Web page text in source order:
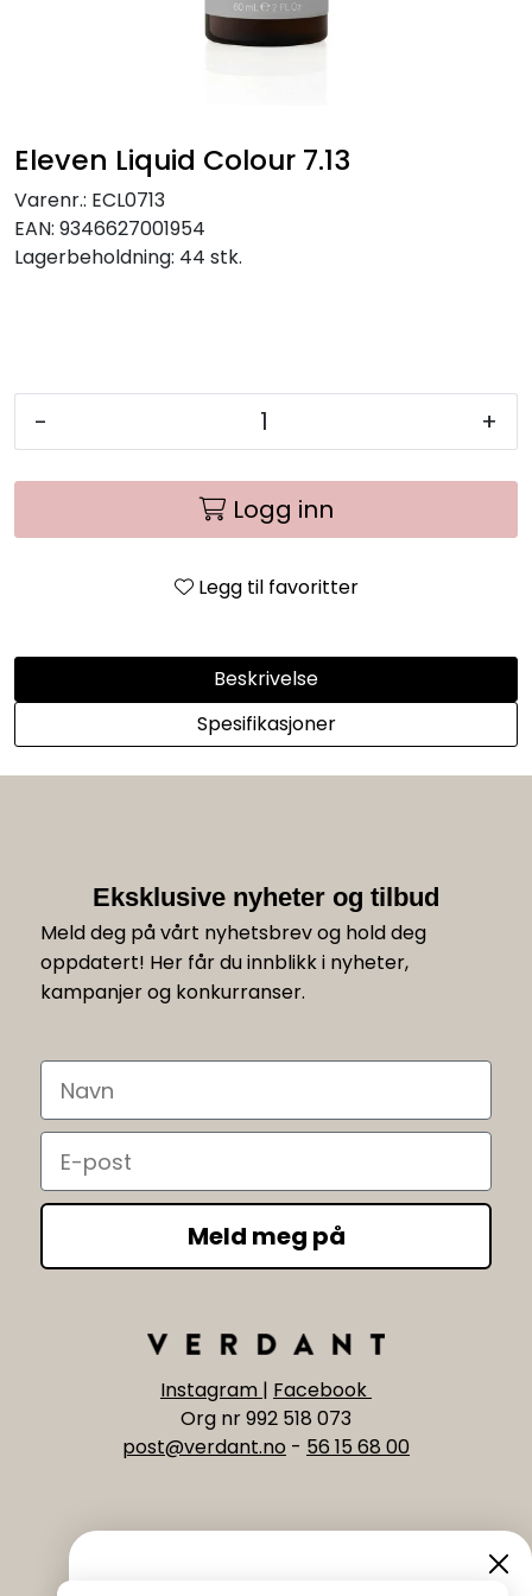
Eleven Liquid Colour 7.13
Varenr.: ECL0713
EAN: 9346627001954
Lagerbeholdning: 44 stk.
- +
Logg inn
Legg til favoritter
Beskrivelse
Spesifikasjoner
Eksklusive nyheter og tilbud
Meld deg på vårt nyhetsbrev og hold deg
oppdatert! Her får du innblikk i nyheter,
kampanjer og konkurranser.
Navn
Email
Meld meg på
Instagram | Facebook
Org nr 992 518 073
post@verdant.no - 56 15 68 00